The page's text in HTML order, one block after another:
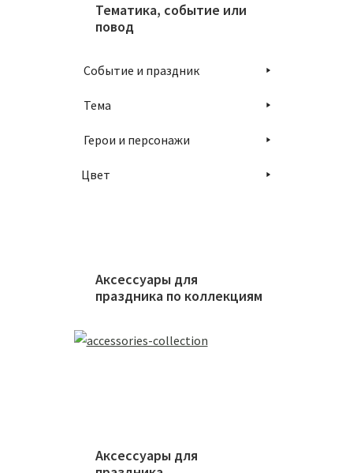
Тематика, событие или
повод
Событие и праздник
Тема
Герои и персонажи
Цвет
Аксессуары для
праздника по коллекциям
Аксессуары для